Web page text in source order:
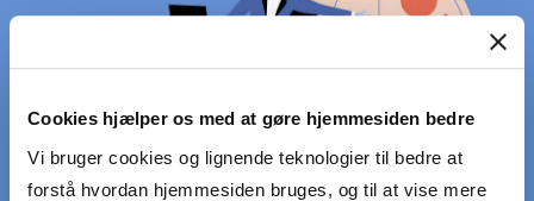
Cookies hjælper os med at gøre hjemmesiden bedre
Vi bruger cookies og lignende teknologier til bedre at
forstå hvordan hjemmesiden bruges, og til at vise mere